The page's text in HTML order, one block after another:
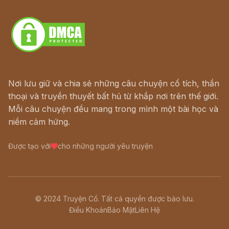
Nơi lưu giữ và chia sẻ những câu chuyện cổ tích, thần
thoại và truyền thuyết bất hủ từ khắp nơi trên thế giới.
Mỗi câu chuyện đều mang trong mình một bài học và
niềm cảm hứng.
Được tạo với cho những người yêu truyện
© 2024 Truyện Cổ. Tất cả quyền được bảo lưu.
Điều KhoảnBảo MậtLiên Hệ